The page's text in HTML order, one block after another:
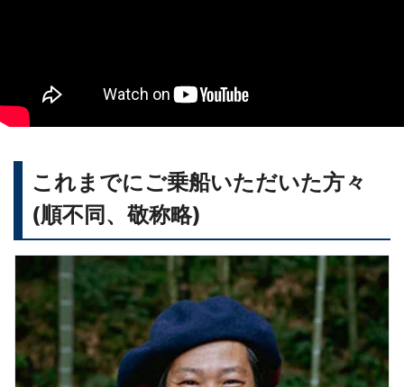
これまでにご乗船いただいた方々
(順不同、敬称略)